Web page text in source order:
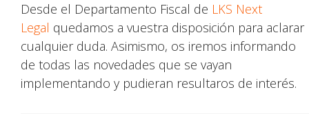
Desde el Departamento Fiscal de LKS Next
Legal quedamos a vuestra disposición para aclarar
cualquier duda. Asimismo, os iremos informando
de todas las novedades que se vayan
implementando y pudieran resultaros de interés.